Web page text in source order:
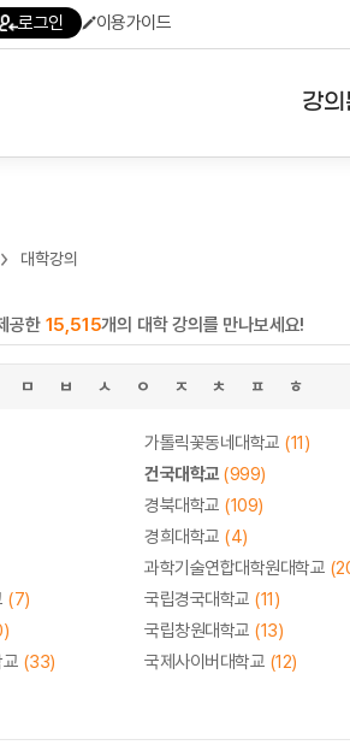
로그인 이용가이드
강
대학강의
공한 15,515개의 대학 강의를 만나보세요!
ㅁ ㅂ ㅅ ㅇ ㅈ ㅊ ㅍ ㅎ
가톨릭꽃동네대학교 (11)
건국대학교(999)
경북대학교 (109)
경희대학교 (4)
과학기술연합대학원대학교
(7) 국립경국대학교 (11)
국립창원대학교 (13)
(33) 국제사이버대학교 (12)